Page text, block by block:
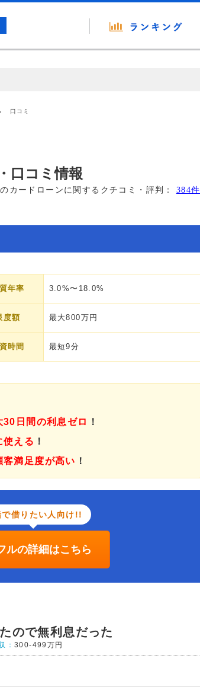
供を行っています。
口コミ
口コミ情報
カードローンに関するクチコミ・評判： 384件
年率 3.0%〜18.0%
度額 最大800万円
時間 最短9分
30日間の利息ゼロ
！
使える ！
客満足度が高い ！
で借りたい人向け!!
ルの詳細はこちら
ので無利息だった
：300-499万円